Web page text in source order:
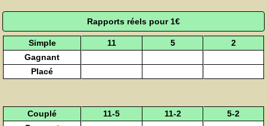
Rapports réels pour 1€
Simple 11 5
2
Gagnant
Placé
Couplé 11-5 11-2
5-2